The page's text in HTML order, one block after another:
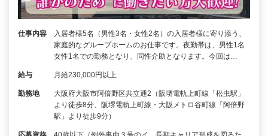
仕事内容
入居者様5名（男性3名・女性2名）の入居者様に寄り添う、
家庭的なグループホームのお仕事です。夜勤帯は、男性1名
女性1名での勤務となり、同性介助となります。今回は…
給与 月給230,000円以上
勤務地
大阪府大阪市阿倍野区共立通2（阪堺電軌上町線「松虫駅」
より徒歩8分、阪堺電軌上町線・大阪メトロ谷町線「阿倍野
駅」より徒歩9分）